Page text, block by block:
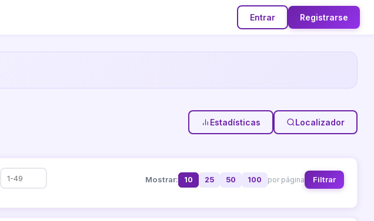
Entrar Registrarse
Estadísticas Localizador
Mostrar: 10 25 50 100 por página Filtrar